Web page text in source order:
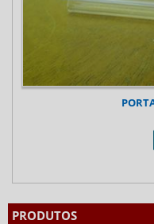
PRODUTOS